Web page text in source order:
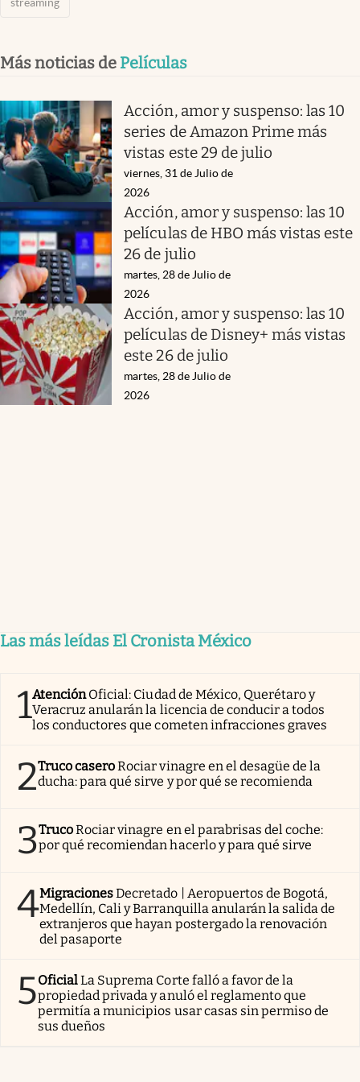
Más noticias de Películas
Acción, amor y suspenso: las 10
series de Amazon Prime más
vistas este 29 de julio
viernes, 31 de Julio de
2026
Acción, amor y suspenso: las 10
películas de HBO más vistas este
26 de julio
martes, 28 de Julio de
2026
Acción, amor y suspenso: las 10
películas de Disney+ más vistas
este 26 de julio
martes, 28 de Julio de
2026
Las más leídas El Cronista México
1AtenciónOficial: Ciudad de México, Querétaro y
Veracruz anularán la licencia de conducir a todos
los conductores que cometen infracciones graves
2Truco caseroRociar vinagre en el desagüe de la
ducha: para qué sirve y por qué se recomienda
3TrucoRociar vinagre en el parabrisas del coche:
por qué recomiendan hacerlo y para qué sirve
4MigracionesDecretado | Aeropuertos de Bogotá,
Medellín, Cali y Barranquilla anularán la salida de
extranjeros que hayan postergado la renovación
del pasaporte
5OficialLa Suprema Corte falló a favor de la
propiedad privada y anuló el reglamento que
permitía a municipios usar casas sin permiso de
sus dueños